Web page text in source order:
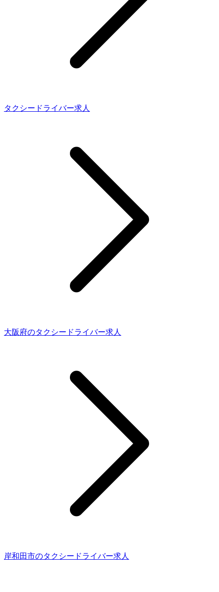
タクシードライバー求人
大阪府のタクシードライバー求人
岸和田市のタクシードライバー求人